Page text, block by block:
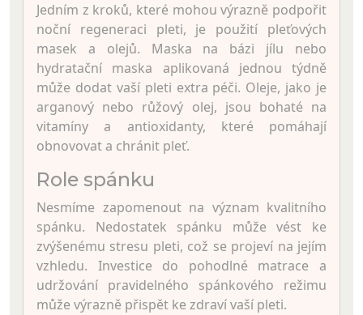
Jedním z kroků, které mohou výrazně podpořit
noční regeneraci pleti, je použití pleťových
masek a olejů. Maska na bázi jílu nebo
hydratační maska aplikovaná jednou týdně
může dodat vaší pleti extra péči. Oleje, jako je
arganový nebo růžový olej, jsou bohaté na
vitamíny a antioxidanty, které pomáhají
obnovovat a chránit pleť.
Role spánku
Nesmíme zapomenout na význam kvalitního
spánku. Nedostatek spánku může vést ke
zvýšenému stresu pleti, což se projeví na jejím
vzhledu. Investice do pohodlné matrace a
udržování pravidelného spánkového režimu
může výrazně přispět ke zdraví vaší pleti.